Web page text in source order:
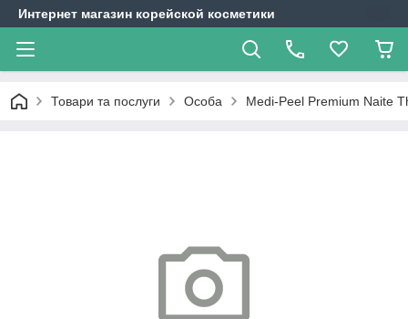
Интернет магазин корейской косметики
Товари та послуги Особа Medi-Peel Premium Naite